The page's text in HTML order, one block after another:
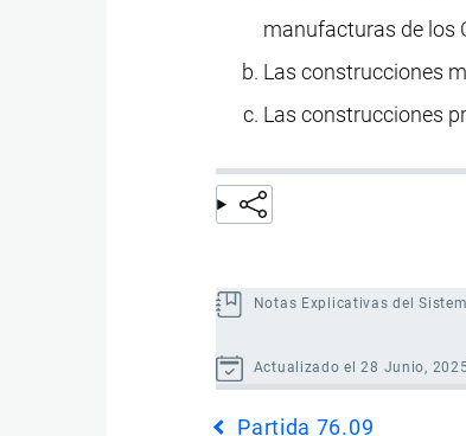
manufacturas de los
Las construcciones
Las construcciones
Notas Explicativas del
Actualizado el 28 Junio,
transversales
Partida 76.09